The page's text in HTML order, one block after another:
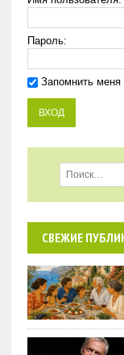
Пароль:
Запомнить меня
СВЕЖИЕ